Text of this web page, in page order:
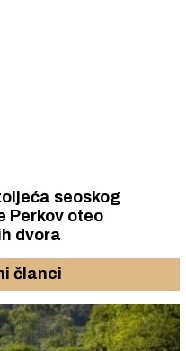
seoskog
dvora
članci